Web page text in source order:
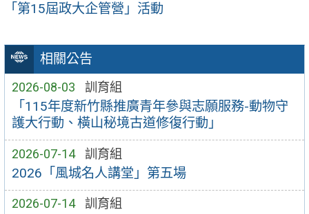
相關公告
2026-08-03 訓育組
「115年度新竹縣推廣青年參與志願服務-動物守
護大行動、橫山秘境古道修復行動」
2026-07-14 訓育組
2026「風城名人講堂」第五場
2026-07-14 訓育組
「第15屆政大企管營」活動